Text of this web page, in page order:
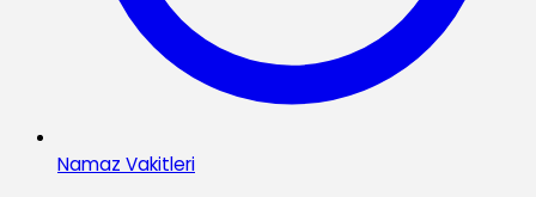
Namaz Vakitleri